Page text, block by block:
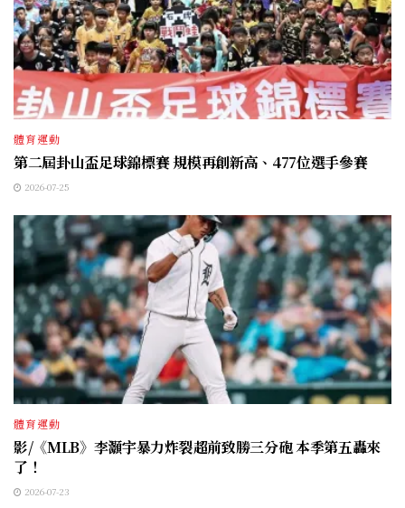
體育運動
第二屆卦山盃足球錦標賽 規模再創新高、477位選手參賽
2026-07-25
體育運動
影/《MLB》李灝宇暴力炸裂超前致勝三分砲 本季第五轟來
了！
2026-07-23